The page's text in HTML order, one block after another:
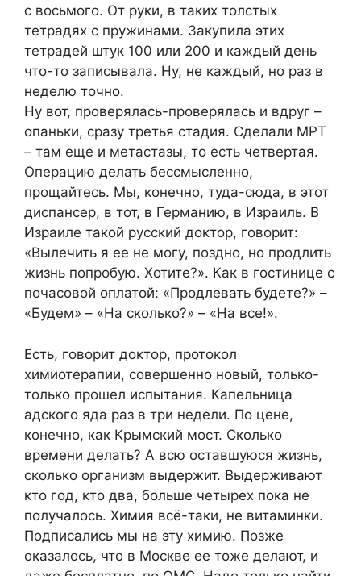
с восьмого. От руки, в таких толстых
тетрадях с пружинами. Закупила этих
тетрадей штук 100 или 200 и каждый день
что-то записывала. Ну, не каждый, но раз в
неделю точно.
Ну вот, проверялась-проверялась и вдруг –
опаньки, сразу третья стадия. Сделали МРТ
– там еще и метастазы, то есть четвертая.
Операцию делать бессмысленно,
прощайтесь. Мы, конечно, туда-сюда, в этот
диспансер, в тот, в Германию, в Израиль. В
Израиле такой русский доктор, говорит:
«Вылечить я ее не могу, поздно, но продлить
жизнь попробую. Хотите?». Как в гостинице с
почасовой оплатой: «Продлевать будете?» –
«Будем» – «На сколько?» – «На все!».
Есть, говорит доктор, протокол
химиотерапии, совершенно новый, только-
только прошел испытания. Капельница
адского яда раз в три недели. По цене,
конечно, как Крымский мост. Сколько
времени делать? А всю оставшуюся жизнь,
сколько организм выдержит. Выдерживают
кто год, кто два, больше четырех пока не
получалось. Химия всё-таки, не витаминки.
Подписались мы на эту химию. Позже
оказалось, что в Москве ее тоже делают, и